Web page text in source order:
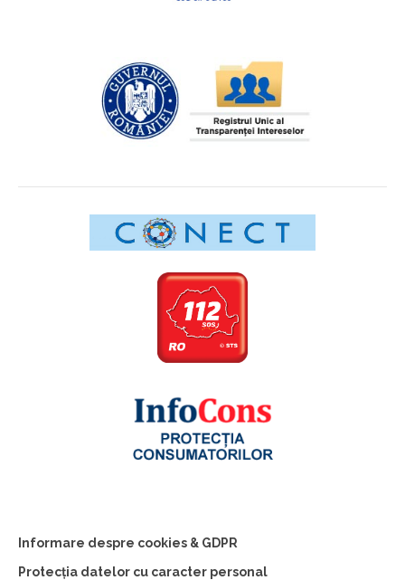
Informare despre cookies & GDPR
Protecția datelor cu caracter personal